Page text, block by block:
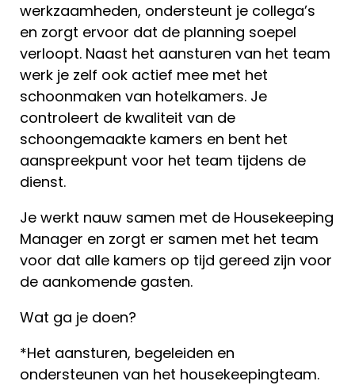
werkzaamheden, ondersteunt je collega’s
en zorgt ervoor dat de planning soepel
verloopt. Naast het aansturen van het team
werk je zelf ook actief mee met het
schoonmaken van hotelkamers. Je
controleert de kwaliteit van de
schoongemaakte kamers en bent het
aanspreekpunt voor het team tijdens de
dienst.
Je werkt nauw samen met de Housekeeping
Manager en zorgt er samen met het team
voor dat alle kamers op tijd gereed zijn voor
de aankomende gasten.
Wat ga je doen?
*Het aansturen, begeleiden en
ondersteunen van het housekeepingteam.